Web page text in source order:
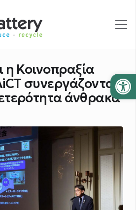
η Κοινοπραξία
συνεργάζονται
άνθρακα